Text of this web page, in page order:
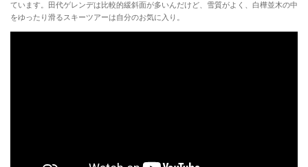
ています。田代ゲレンデは比較的緩斜面が多いんだけど、雪質がよく、白樺並木の中
をゆったり滑るスキーツアーは自分のお気に入り。